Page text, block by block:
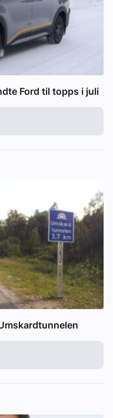
Ford til topps i juli